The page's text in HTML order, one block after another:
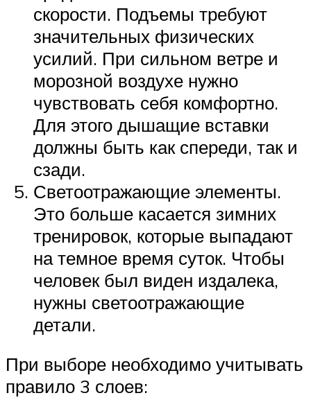
скорости. Подъемы требуют
значительных физических
усилий. При сильном ветре и
морозной воздухе нужно
чувствовать себя комфортно.
Для этого дышащие вставки
должны быть как спереди, так и
сзади.
Светоотражающие элементы.
Это больше касается зимних
тренировок, которые выпадают
на темное время суток. Чтобы
человек был виден издалека,
нужны светоотражающие
детали.
При выборе необходимо учитывать
правило 3 слоев: